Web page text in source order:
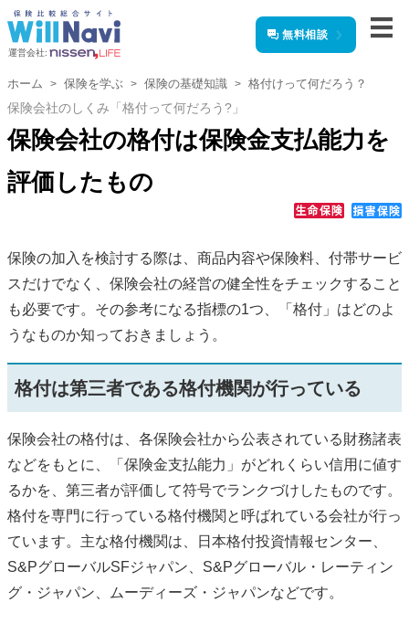
運営会社:
無料相談
ホーム 保険を学ぶ 保険の基礎知識 格付けって何だろう？
保険会社のしくみ「格付って何だろう?」
保険会社の格付は保険金支払能力を
評価したもの
保険の加入を検討する際は、商品内容や保険料、付帯サービ
スだけでなく、保険会社の経営の健全性をチェックすること
も必要です。その参考になる指標の1つ、「格付」はどのよ
うなものか知っておきましょう。
格付は第三者である格付機関が行っている
保険会社の格付は、各保険会社から公表されている財務諸表
などをもとに、「保険金支払能力」がどれくらい信用に値す
るかを、第三者が評価して符号でランクづけしたものです。
格付を専門に行っている格付機関と呼ばれている会社が行っ
ています。主な格付機関は、日本格付投資情報センター、
S&PグローバルSFジャパン、S&Pグローバル・レーティン
グ・ジャパン、ムーディーズ・ジャパンなどです。